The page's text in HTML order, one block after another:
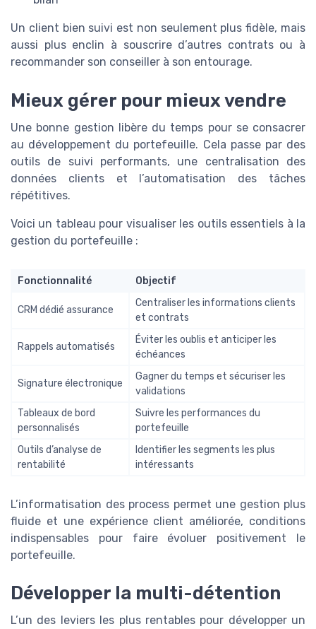
Un client bien suivi est non seulement plus fidèle, mais
aussi plus enclin à souscrire d’autres contrats ou à
recommander son conseiller à son entourage.
Mieux gérer pour mieux vendre
Une bonne gestion libère du temps pour se consacrer
au développement du portefeuille. Cela passe par des
outils de suivi performants, une centralisation des
données clients et l’automatisation des tâches
répétitives.
Voici un tableau pour visualiser les outils essentiels à la
gestion du portefeuille :
Fonctionnalité Objectif
CRM dédié assurance
Centraliser les informations clients
et contrats
Rappels automatisés
Éviter les oublis et anticiper les
échéances
Signature électronique
Gagner du temps et sécuriser les
validations
Tableaux de bord
personnalisés
Suivre les performances du
portefeuille
Outils d’analyse de
rentabilité
Identifier les segments les plus
intéressants
L’informatisation des process permet une gestion plus
fluide et une expérience client améliorée, conditions
indispensables pour faire évoluer positivement le
portefeuille.
Développer la multi-détention
L’un des leviers les plus rentables pour développer un